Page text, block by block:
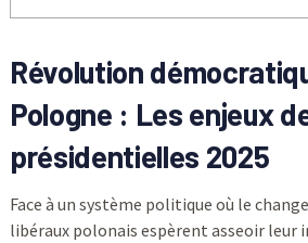
Révolution
Pologne : Les enjeux
présidentielles 2025
Face à un système politique où le
libéraux polonais espèrent asseoir leur